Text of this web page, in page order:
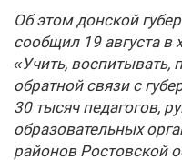
Об этом донской
сообщил 19 августа в
«Учить, воспитывать,
обратной связи с
30 тысяч педагогов,
образовательных
районов Ростовской